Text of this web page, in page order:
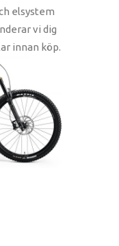
elsystem
vi dig
innan köp.